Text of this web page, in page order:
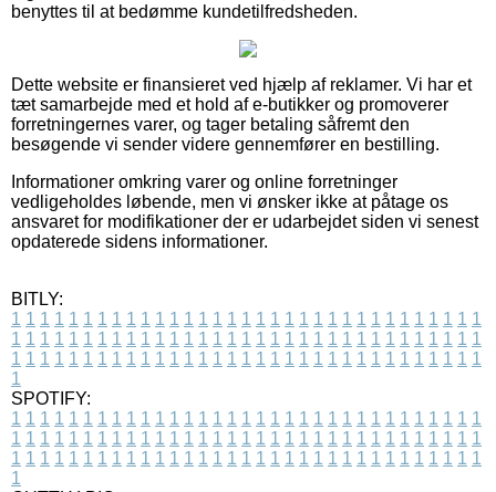
benyttes til at bedømme kundetilfredsheden.
Dette website er finansieret ved hjælp af reklamer. Vi har et
tæt samarbejde med et hold af e-butikker og promoverer
forretningernes varer, og tager betaling såfremt den
besøgende vi sender videre gennemfører en bestilling.
Informationer omkring varer og online forretninger
vedligeholdes løbende, men vi ønsker ikke at påtage os
ansvaret for modifikationer der er udarbejdet siden vi senest
opdaterede sidens informationer.
BITLY:
1 1 1 1 1 1 1 1 1 1 1 1 1 1 1 1 1 1 1 1 1 1 1 1 1 1 1 1 1 1 1 1 1
1 1 1 1 1 1 1 1 1 1 1 1 1 1 1 1 1 1 1 1 1 1 1 1 1 1 1 1 1 1 1 1 1
1 1 1 1 1 1 1 1 1 1 1 1 1 1 1 1 1 1 1 1 1 1 1 1 1 1 1 1 1 1 1 1 1
1
SPOTIFY:
1 1 1 1 1 1 1 1 1 1 1 1 1 1 1 1 1 1 1 1 1 1 1 1 1 1 1 1 1 1 1 1 1
1 1 1 1 1 1 1 1 1 1 1 1 1 1 1 1 1 1 1 1 1 1 1 1 1 1 1 1 1 1 1 1 1
1 1 1 1 1 1 1 1 1 1 1 1 1 1 1 1 1 1 1 1 1 1 1 1 1 1 1 1 1 1 1 1 1
1